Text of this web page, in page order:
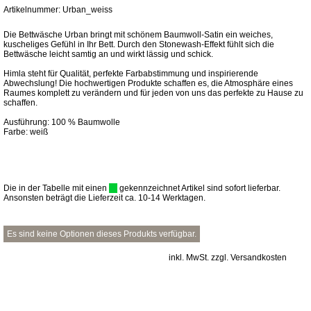
Artikelnummer: Urban_weiss
Die Bettwäsche Urban bringt mit schönem Baumwoll-Satin ein weiches,
kuscheliges Gefühl in Ihr Bett. Durch den Stonewash-Effekt fühlt sich die
Bettwäsche leicht samtig an und wirkt lässig und schick.
Himla steht für Qualität, perfekte Farbabstimmung und inspirierende
Abwechslung! Die hochwertigen Produkte schaffen es, die Atmosphäre eines
Raumes komplett zu verändern und für jeden von uns das perfekte zu Hause zu
schaffen.
Ausführung: 100 % Baumwolle
Farbe: weiß
Die in der Tabelle mit einen
gekennzeichnet Artikel sind sofort lieferbar.
Ansonsten beträgt die Lieferzeit ca. 10-14 Werktagen.
Es sind keine Optionen dieses Produkts verfügbar.
inkl. MwSt. zzgl. Versandkosten